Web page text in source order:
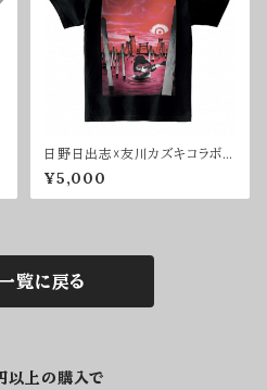
日野日出志☓友川カズキコラボT
シャツ（黒）
¥5,000
覧に戻る
上の購入で